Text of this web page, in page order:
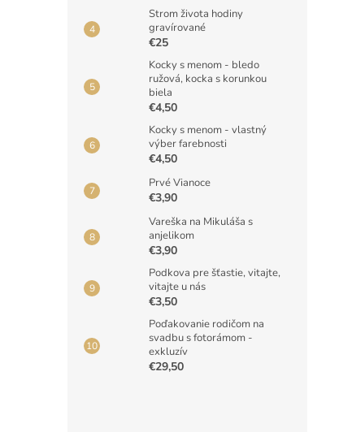
Strom života hodiny
gravírované
€25
Kocky s menom - bledo
ružová, kocka s korunkou
biela
€4,50
Kocky s menom - vlastný
výber farebnosti
€4,50
Prvé Vianoce
€3,90
Vareška na Mikuláša s
anjelikom
€3,90
Podkova pre šťastie, vitajte,
vitajte u nás
€3,50
Poďakovanie rodičom na
svadbu s fotorámom -
exkluzív
€29,50